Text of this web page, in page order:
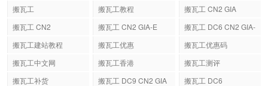
搬瓦工 搬瓦工教程
搬瓦工 CN2 GIA
搬瓦工 CN2
搬瓦工 CN2 GIA-E
搬瓦工 DC6 CN2 GIA-
搬瓦工建站教程 搬瓦工优惠
搬瓦工优惠码
搬瓦工中文网
搬瓦工香港
搬瓦工测评
搬瓦工补货
搬瓦工 DC9 CN2 GIA
搬瓦工 DC6